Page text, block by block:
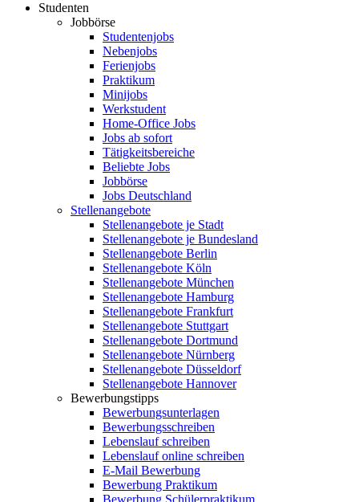
Studenten
Jobbörse
Studentenjobs
Nebenjobs
Ferienjobs
Praktikum
Minijobs
Werkstudent
Home-Office Jobs
Jobs ab sofort
Tätigkeitsbereiche
Beliebte Jobs
Jobbörse
Jobs Deutschland
Stellenangebote
Stellenangebote je Stadt
Stellenangebote je Bundesland
Stellenangebote Berlin
Stellenangebote Köln
Stellenangebote München
Stellenangebote Hamburg
Stellenangebote Frankfurt
Stellenangebote Stuttgart
Stellenangebote Dortmund
Stellenangebote Nürnberg
Stellenangebote Düsseldorf
Stellenangebote Hannover
Bewerbungstipps
Bewerbungsunterlagen
Bewerbungsschreiben
Lebenslauf schreiben
Lebenslauf online schreiben
E-Mail Bewerbung
Bewerbung Praktikum
Bewerbung Schülerpraktikum